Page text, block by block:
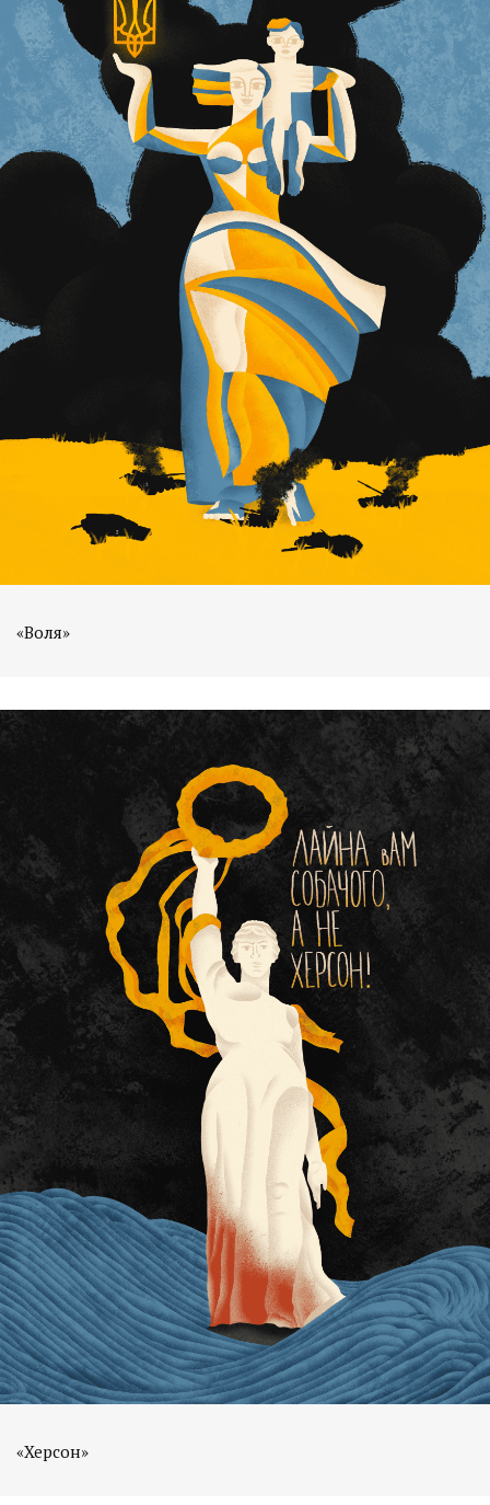
«Воля»
«Херсон»